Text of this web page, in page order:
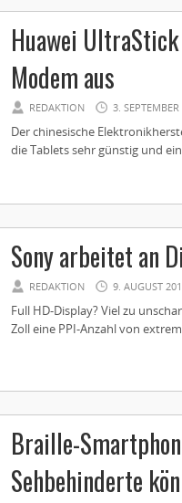
Huawei
Modem aus
REDAKTION 3.
Der chinesische
die Tablets sehr günstig und
Sony arbeitet an
REDAKTION 9. AUGUST
Full HD-Display? Viel zu
Zoll eine PPI-Anzahl von
Braille-
Sehbehinderte